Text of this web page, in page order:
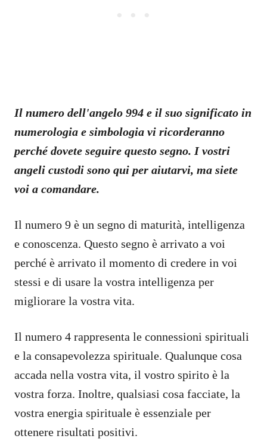
Il numero dell'angelo 994 e il suo significato in
numerologia e simbologia vi ricorderanno
perché dovete seguire questo segno. I vostri
angeli custodi sono qui per aiutarvi, ma siete
voi a comandare.
Il numero 9 è un segno di maturità, intelligenza
e conoscenza. Questo segno è arrivato a voi
perché è arrivato il momento di credere in voi
stessi e di usare la vostra intelligenza per
migliorare la vostra vita.
Il numero 4 rappresenta le connessioni spirituali
e la consapevolezza spirituale. Qualunque cosa
accada nella vostra vita, il vostro spirito è la
vostra forza. Inoltre, qualsiasi cosa facciate, la
vostra energia spirituale è essenziale per
ottenere risultati positivi.